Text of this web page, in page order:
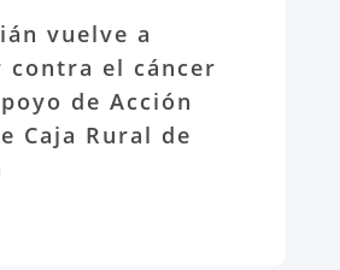
vuelve a
contra el cáncer
de Acción
Caja Rural de